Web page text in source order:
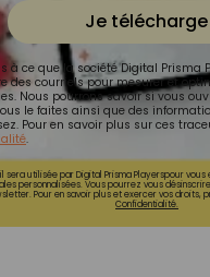
Je télécharge
à ce que la société Digital Prisma
des courriels pour mesurer et
Nous pourrons savoir si vous
le faites ainsi que des
Pour en savoir plus sur ces
.
sera utilisée par Digital Prisma Playerspour
personnalisées. Vous pourrez vous
Pour en savoir plus et exercer vos droits,
Confidentialité.